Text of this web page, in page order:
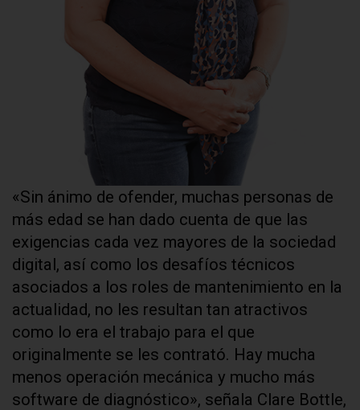
«Sin ánimo de ofender, muchas personas de
más edad se han dado cuenta de que las
exigencias cada vez mayores de la sociedad
digital, así como los desafíos técnicos
asociados a los roles de mantenimiento en la
actualidad, no les resultan tan atractivos
como lo era el trabajo para el que
originalmente se les contrató. Hay mucha
menos operación mecánica y mucho más
software de diagnóstico», señala Clare Bottle,